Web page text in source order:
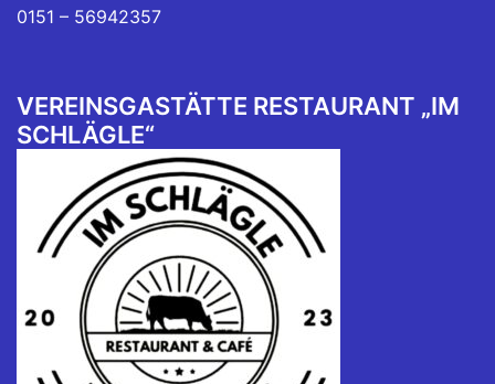
0151 – 56942357
VEREINSGASTÄTTE RESTAURANT „IM
SCHLÄGLE“